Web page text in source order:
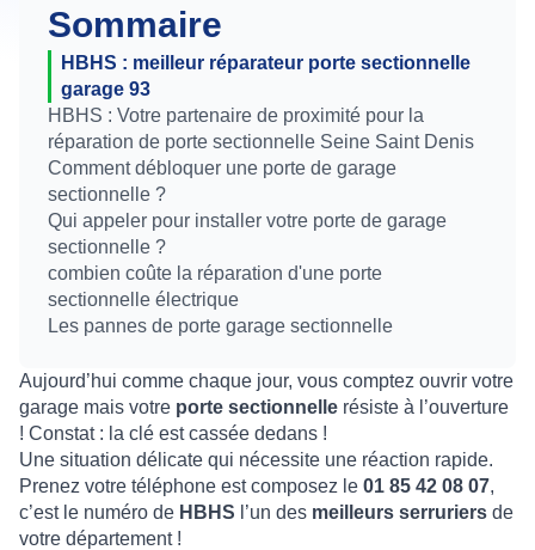
Sommaire
HBHS : meilleur réparateur porte sectionnelle
garage 93
HBHS : Votre partenaire de proximité pour la
réparation de porte sectionnelle Seine Saint Denis
Comment débloquer une porte de garage
sectionnelle ?
Qui appeler pour installer votre porte de garage
sectionnelle ?
combien coûte la réparation d'une porte
sectionnelle électrique
Les pannes de porte garage sectionnelle
Aujourd’hui comme chaque jour, vous comptez ouvrir votre
garage mais votre porte sectionnelle résiste à l’ouverture
! Constat : la clé est cassée dedans !
Une situation délicate qui nécessite une réaction rapide.
Prenez votre téléphone est composez le 01 85 42 08 07,
c’est le numéro de HBHS l’un des meilleurs serruriers de
votre département !